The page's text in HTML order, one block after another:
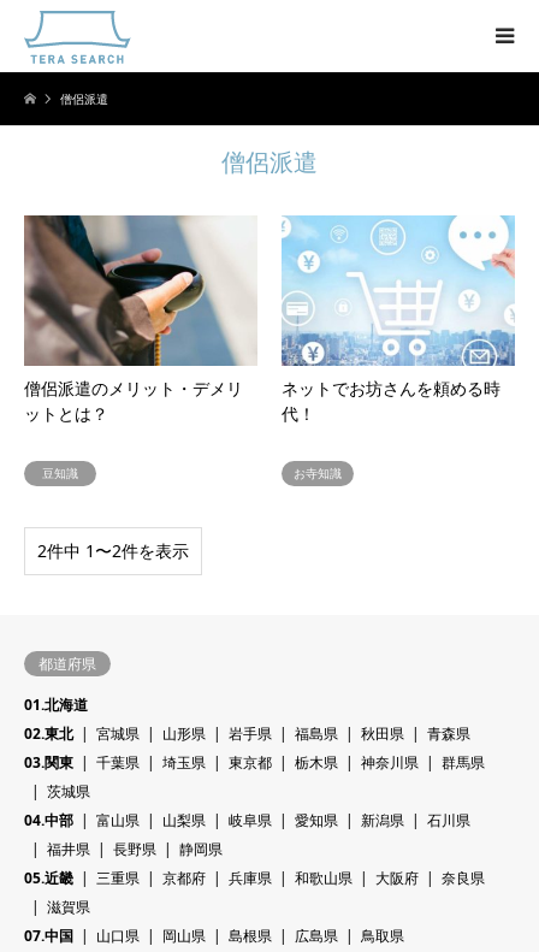
僧侶派遣
僧侶派遣
僧侶派遣のメリット・デメリ
ットとは？
豆知識
ネットでお坊さんを頼める時
代！
お寺知識
2件中 1〜2件を表示
都道府県
01.北海道
02.東北
宮城県 山形県 岩手県 福島県 秋田県
青森県
03.関東
千葉県 埼玉県 東京都 栃木県 神奈川県
群馬県
茨城県
04.中部
富山県 山梨県 岐阜県 愛知県 新潟県
石川県
福井県
長野県
静岡県
05.近畿
三重県 京都府 兵庫県 和歌山県 大阪府
奈良県
滋賀県
07.中国
山口県 岡山県 島根県 広島県
鳥取県